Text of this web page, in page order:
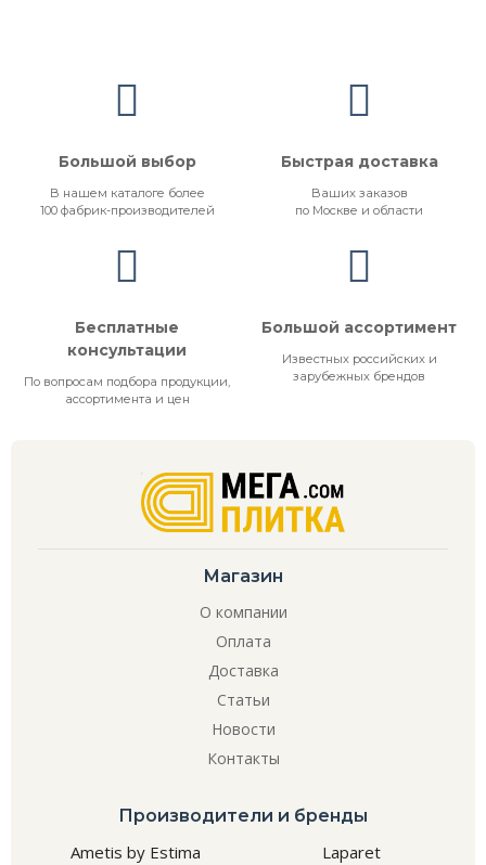
Большой выбор
В нашем каталоге более
100 фабрик-производителей
Быстрая доставка
Ваших заказов
по Москве и области
Бесплатные
консультации
По вопросам подбора продукции,
ассортимента и цен
Большой ассортимент
Известных российских и
зарубежных брендов
Магазин
О компании
Оплата
Доставка
Статьи
Новости
Контакты
Производители и бренды
Ametis by Estima
Laparet